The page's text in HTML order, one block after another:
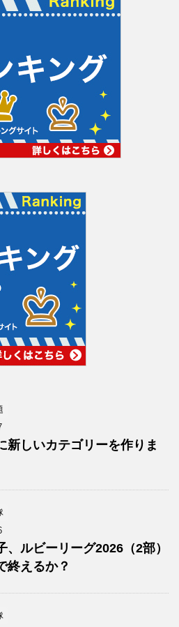
新しいカテゴリーを作りま
、ルビーリーグ2026（2部）
終えるか？